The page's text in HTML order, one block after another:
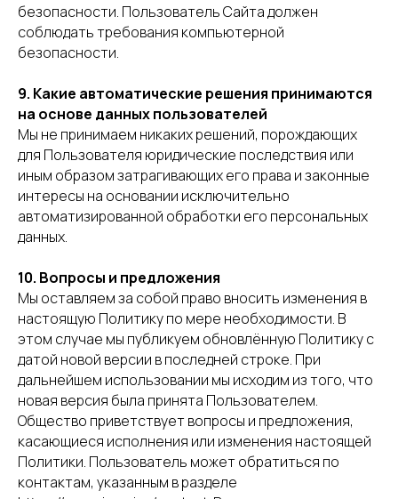
безопасности. Пользователь Сайта должен
соблюдать требования компьютерной
безопасности.
9. Какие автоматические решения принимаются
на основе данных пользователей
Мы не принимаем никаких решений, порождающих
для Пользователя юридические последствия или
иным образом затрагивающих его права и законные
интересы на основании исключительно
автоматизированной обработки его персональных
данных.
10. Вопросы и предложения
Мы оставляем за собой право вносить изменения в
настоящую Политику по мере необходимости. В
этом случае мы публикуем обновлённую Политику с
датой новой версии в последней строке. При
дальнейшем использовании мы исходим из того, что
новая версия была принята Пользователем.
Общество приветствует вопросы и предложения,
касающиеся исполнения или изменения настоящей
Политики. Пользователь может обратиться по
контактам, указанным в разделе
© 2026 - Царская приправа
Политика конфиденциальности
Пользовательское соглашение
О компании
Книга рецептов
Партнерам
СТМ под ключ
Контакты